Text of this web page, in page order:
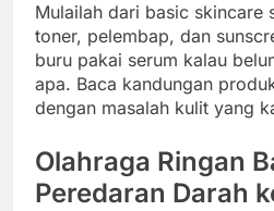
Mulailah dari basic skincare
toner, pelembap, dan
buru pakai serum kalau
apa. Baca kandungan
dengan masalah kulit yang
Olahraga Ringan
Peredaran Darah